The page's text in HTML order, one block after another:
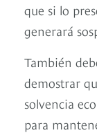
que si lo
generará
También
demostrar
solvencia
para